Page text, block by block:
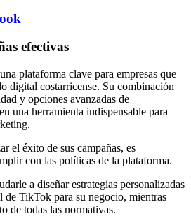
efectivas
plataforma clave para empresas que
digital costarricense. Su combinación
y opciones avanzadas de
una herramienta indispensable para
el éxito de sus campañas, es
con las políticas de la plataforma.
a diseñar estrategias personalizadas
de TikTok para su negocio, mientras
de todas las normativas.